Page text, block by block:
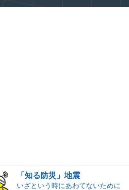
「知る防災」地震
いざという時にあわてないために